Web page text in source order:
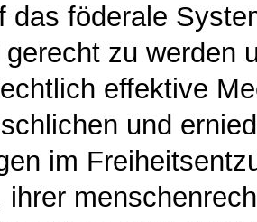
das föderale
zu werden
effektive
und
im
ihrer